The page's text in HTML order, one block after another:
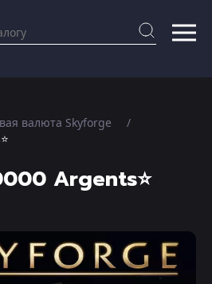
валюта Skyforge
Argents⭐️